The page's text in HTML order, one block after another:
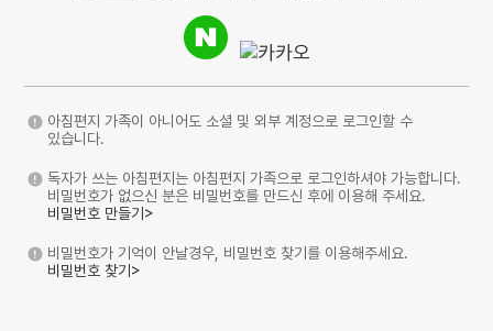
아침편지 가족이 아니어도 소셜 및 외부 계정으로 로그인할 수
있습니다.
독자가 쓰는 아침편지는 아침편지 가족으로 로그인하셔야 가능합니다.
비밀번호가 없으신 분은 비밀번호를 만드신 후에 이용해 주세요.
비밀번호 만들기>
비밀번호가 기억이 안날경우, 비밀번호 찾기를 이용해주세요.
비밀번호 찾기>